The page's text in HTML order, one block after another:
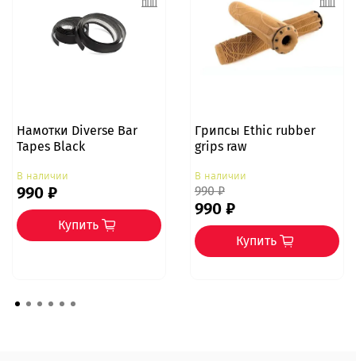
Намотки Diverse Bar
Tapes Black
В наличии
990 ₽
Купить
Грипсы Ethic rubber
grips raw
В наличии
990 ₽
990 ₽
Купить